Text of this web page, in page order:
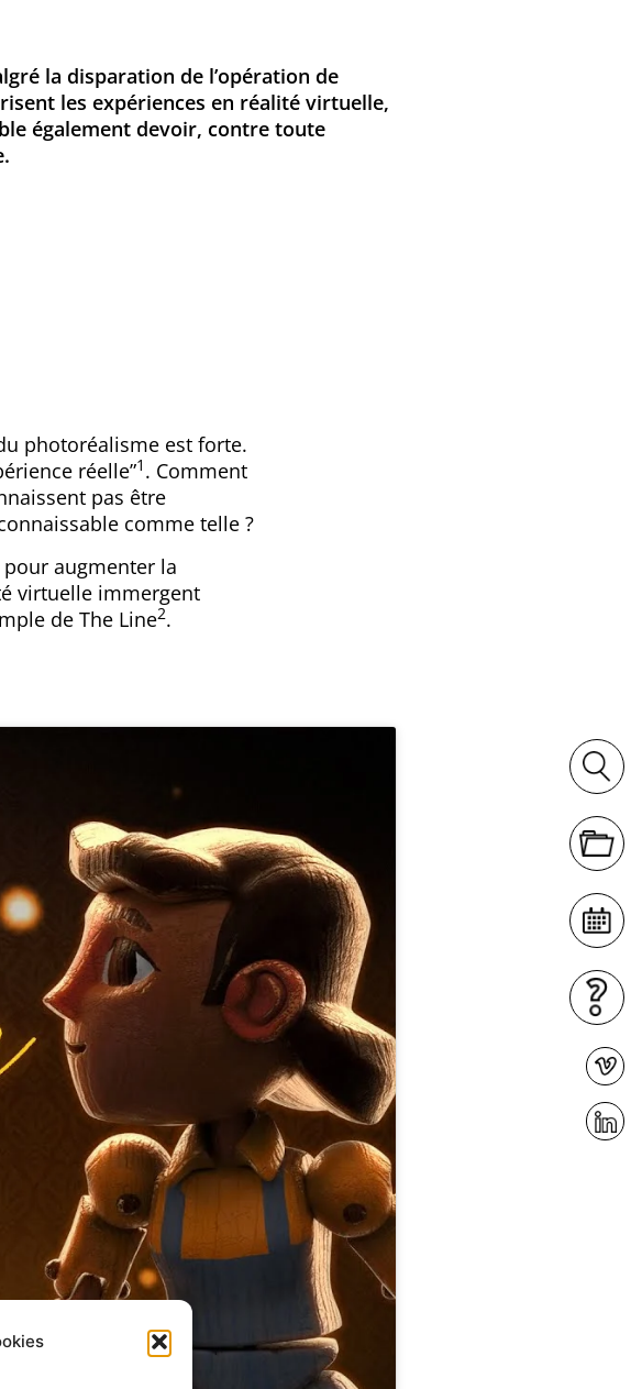
la disparation de l’opération de
les expériences en réalité virtuelle,
également devoir, contre toute
photoréalisme est forte.
réelle”1 . Comment
pas être
comme telle ?
augmenter la
virtuelle immergent
de The Line2.